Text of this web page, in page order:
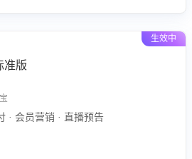
生效中
准版
· 会员营销 · 直播预告